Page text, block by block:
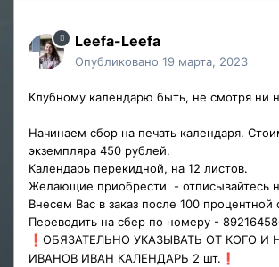
Leefa-Leefa
Опубликовано 19 марта, 2023
Клубному календарю быть, не смотря ни
Начинаем сбор на печать календаря.
экземпляра 450 рублей.
Календарь перекидной, на 12 листов.
Желающие приобрести - отписывайтесь
Внесем Вас в заказ после 100 процентной
Переводить на сбер по номеру -
❗ ОБЯЗАТЕЛЬНО УКАЗЫВАТЬ ОТ КОГО И
ИВАНОВ ИВАН КАЛЕНДАРЬ 2 шт. ❗